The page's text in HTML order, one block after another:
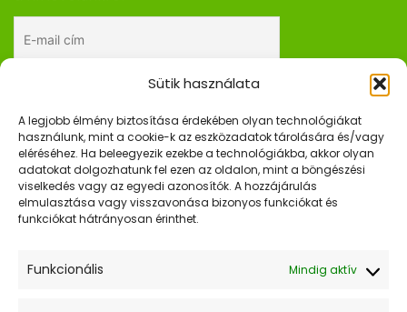
Sütik használata
A legjobb élmény biztosítása érdekében olyan technológiákat
használunk, mint a cookie-k az eszközadatok tárolására és/vagy
eléréséhez. Ha beleegyezik ezekbe a technológiákba, akkor olyan
adatokat dolgozhatunk fel ezen az oldalon, mint a böngészési
viselkedés vagy az egyedi azonosítók. A hozzájárulás
elmulasztása vagy visszavonása bizonyos funkciókat és
funkciókat hátrányosan érinthet.
Funkcionális Mindig aktív
Elfogadom az adatkezelési tájékoztatót.
Gyors Linkek
Kezdőlap